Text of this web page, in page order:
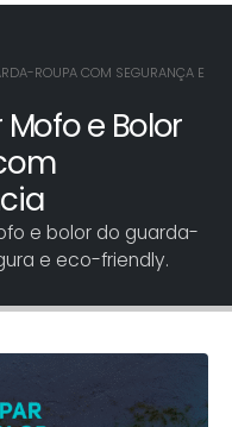
ROUPA COM SEGURANÇA E
e Bolor
e bolor do guarda-
e eco-friendly.